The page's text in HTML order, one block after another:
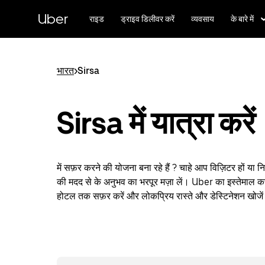
पर
Uber राइड ड्राइव डिलीवर करें व्यवसाय के बारे में
भारत>Sirsa
Sirsa में यात्रा करें
में सफ़र करने की योजना बना रहे हैं ? चाहे आप विज़िटर हों या
की मदद से के अनुभव का भरपूर मज़ा लें। Uber का इस्तेमाल
होटल तक सफ़र करें और लोकप्रिय रास्ते और डेस्टिनेशन